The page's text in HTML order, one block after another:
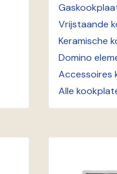
Vrijstaande
Keramische
Domino
Accessoires
Alle